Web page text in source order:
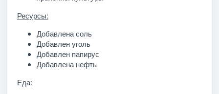
Ресурсы:
Добавлена соль
Добавлен уголь
Добавлен папирус
Добавлена нефть
Еда: